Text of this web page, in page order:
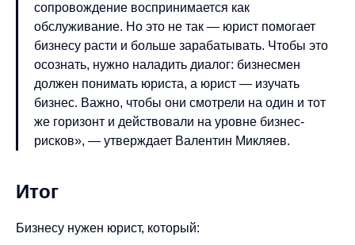
сопровождение воспринимается как
обслуживание. Но это не так — юрист помогает
бизнесу расти и больше зарабатывать. Чтобы это
осознать, нужно наладить диалог: бизнесмен
должен понимать юриста, а юрист — изучать
бизнес. Важно, чтобы они смотрели на один и тот
же горизонт и действовали на уровне бизнес-
рисков», — утверждает Валентин Микляев.
Итог
Бизнесу нужен юрист, который: